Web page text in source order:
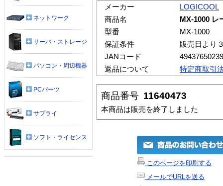
メーカー
LOGICOOL
商品名
MX-1000 レ
型番
MX-1000
保証条件
販売日より
JANコード
返品について
特定商取引
商品番号 11640473
本商品は販売を終了しました
このページを印刷する
メールでURLを送る
ネットワーク
サーバ・ストレージ
パソコン・周辺機器
PCパーツ
サプライ
ソフト・ライセンス